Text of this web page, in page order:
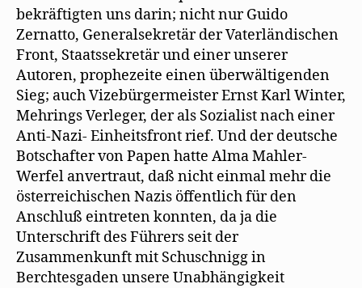
bekräftigten uns darin; nicht nur Guido
Zernatto, Generalsekretär der Vaterländischen
Front, Staatssekretär und einer unserer
Autoren, prophezeite einen überwältigenden
Sieg; auch Vizebürgermeister Ernst Karl Winter,
Mehrings Verleger, der als Sozialist nach einer
Anti-Nazi- Einheitsfront rief. Und der deutsche
Botschafter von Papen hatte Alma Mahler-
Werfel anvertraut, daß nicht einmal mehr die
österreichischen Nazis öffentlich für den
Anschluß eintreten konnten, da ja die
Unterschrift des Führers seit der
Zusammenkunft mit Schuschnigg in
Berchtesgaden unsere Unabhängigkeit